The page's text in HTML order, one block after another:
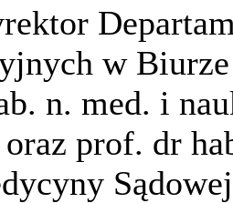
w
n. med. i
oraz prof. dr